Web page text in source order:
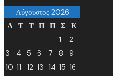
Αύγουστος 2026
Δ
Τ Τ Π Π Σ Κ
1
2
3
4 5 6 7 8
9
10 11 12 13 14 15 16